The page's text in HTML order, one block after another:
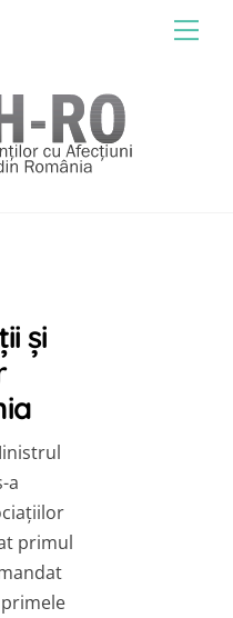
și
a
primul